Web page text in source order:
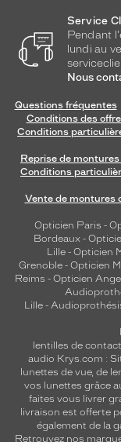
Service
Pendant
lundi au
Nous
Questions fréquentes
Conditions des
Conditions
Reprise de
Conditions
Vente de montures
Opticien Paris -
Bordeaux-
Lille - Opticien
Grenoble - Opticien
Reims - Opticien
Lille-
lentilles de contact
audio Krys.com :
lunettes de vue, de
vos lunettes grâce
faites vous livrer
livraison est offerte
également de la
Retrouvez nos